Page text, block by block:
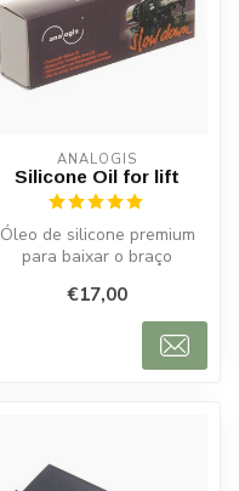
ANALOGIS
Silicone Oil for lift
Óleo de silicone premium
para baixar o braço
agulha e vini...
€17,00